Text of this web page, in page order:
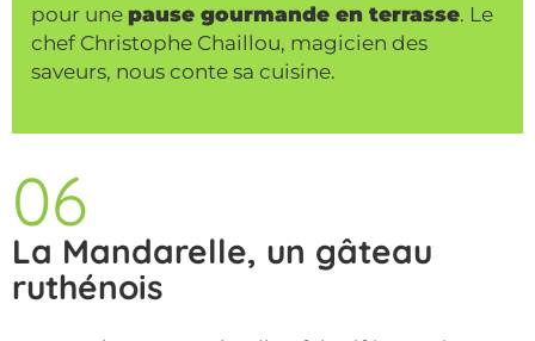
pour une pause gourmande en terrasse. Le
chef Christophe Chaillou, magicien des
saveurs, nous conte sa cuisine.
06
La Mandarelle, un gâteau
ruthénois